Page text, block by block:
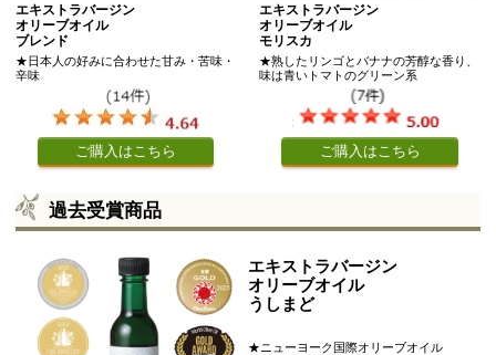
エキストラバージン
オリーブオイル
ブレンド
エキストラバージン
オリーブオイル
モリスカ
★日本人の好みに合わせた甘み・苦味・
辛味
★熟したリンゴとバナナの芳醇な香り、
味は青いトマトのグリーン系
ご購入はこちら ご購入はこちら
過去受賞商品
エキストラバージン
オリーブオイル
うしまど
★ニューヨーク国際オリーブオイル